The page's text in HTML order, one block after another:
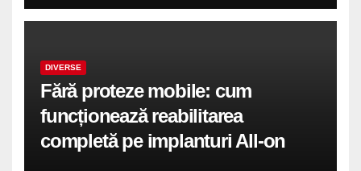
DIVERSE
Fără proteze mobile: cum
funcționează reabilitarea
completă pe implanturi All-on